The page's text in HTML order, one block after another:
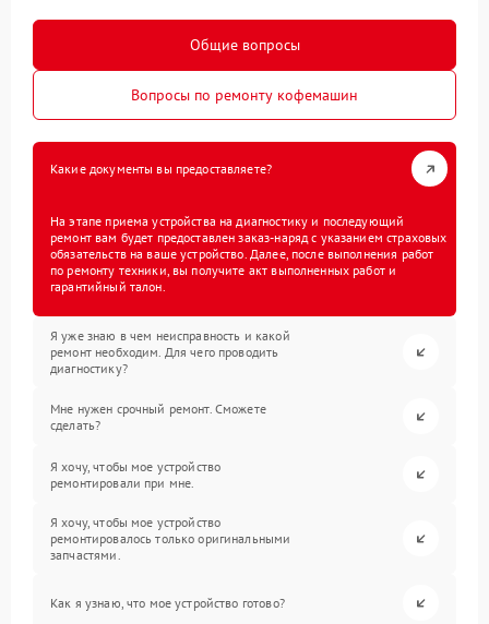
Общие вопросы
Вопросы по ремонту кофемашин
Какие документы вы предоставляете?
На этапе приема устройства на диагностику и последующий
ремонт вам будет предоставлен заказ-наряд с указанием страховых
обязательств на ваше устройство. Далее, после выполнения работ
по ремонту техники, вы получите акт выполненных работ и
гарантийный талон.
Я уже знаю в чем неисправность и какой
ремонт необходим. Для чего проводить
диагностику?
Мне нужен срочный ремонт. Сможете
сделать?
Я хочу, чтобы мое устройство
ремонтировали при мне.
Я хочу, чтобы мое устройство
ремонтировалось только оригинальными
запчастями.
Как я узнаю, что мое устройство готово?